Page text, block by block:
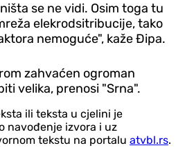
se ne vidi. Osim toga tu
elekrodsitribucije, tako
nemoguće", kaže Đipa.
zahvaćen ogroman
velika, prenosi "Srna".
ili teksta u cjelini je
navođenje izvora i uz
tekstu na portalu atvbl.rs.